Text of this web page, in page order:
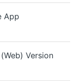
App
Version